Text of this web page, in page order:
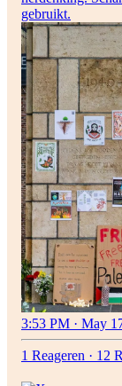
gebruikt.
3:53 PM · May
1 Reageren · 12